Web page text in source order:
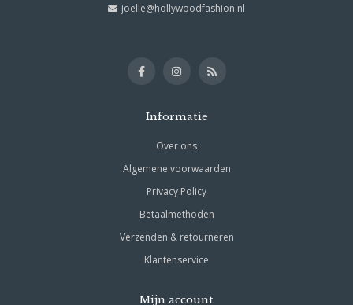
joelle@hollywoodfashion.nl
Informatie
Over ons
Algemene voorwaarden
Privacy Policy
Betaalmethoden
Verzenden & retourneren
Klantenservice
Mijn account